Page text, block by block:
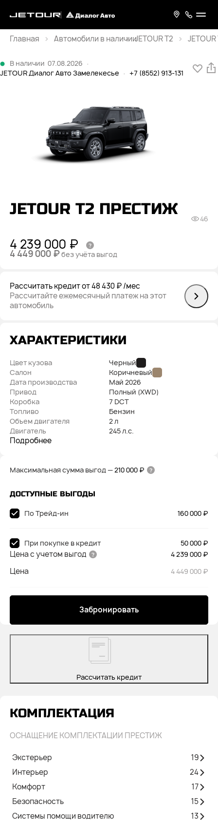
Главная
JETOUR T2
В наличии 07.08.2026 ·
JETOUR Диалог Авто Замелекесье · +7 (8552) 913-131
JETOUR T2 ПРЕСТИЖ
46
4 239 000 ₽
4 449 000 ₽без учёта выгод
Рассчитать кредитот 48 430 ₽/мес
Рассчитайте ежемесячный платеж на этот
автомобиль
ХАРАКТЕРИСТИКИ
Цвет кузова
Черный
Салон
Коричневый
Дата производства
Май 2026
Привод
Полный (XWD)
Коробка
7 DCT
Топливо
Бензин
Объем двигателя
2 л
Двигатель
245 л.с.
Подробнее
Максимальная сумма выгод—210 000 ₽
ДОСТУПНЫЕ ВЫГОДЫ
160 000 ₽
По Трейд-ин
50 000 ₽
При покупке в кредит
Цена с учетом выгод 4 239 000 ₽
Цена 4 449 000 ₽
Забронировать
Рассчитать кредит
КОМПЛЕКТАЦИЯ
ОСНАЩЕНИЕ КОМПЛЕКТАЦИИ ПРЕСТИЖ
Экстерьер
19
Интерьер
24
Комфорт
17
Безопасность
15
Системы помощи водителю
13